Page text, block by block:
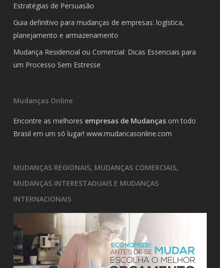
Estratégias de Persuasão
Guia definitivo para mudanças de empresas: logística,
planejamento e armazenamento
Mudança Residencial ou Comercial: Dicas Essenciais para
um Processo Sem Estresse
Mudanças Online
Encontre as melhores empresas de Mudançasom todo
Brasil em um só lugar! www.mudancasonline.com
MUDANÇAS REGIONAIS, MUDANÇAS COMERCIAIS,
MUDANÇAS INTERESTADUAIS E MUDANÇAS
INTERNACIONAIS